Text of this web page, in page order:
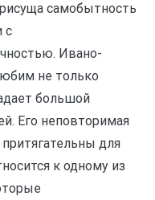
самобытность
с
Ивано-
не только
большой
Его неповторимая
притягательны для
к одному из